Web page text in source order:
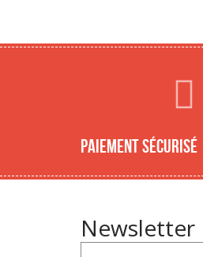
Paiement sécurisé
Newsletter